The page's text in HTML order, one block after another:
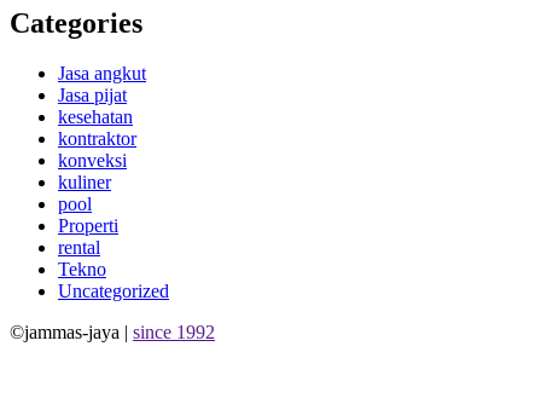
Categories
Jasa angkut
Jasa pijat
kesehatan
kontraktor
konveksi
kuliner
pool
Properti
rental
Tekno
Uncategorized
©jammas-jaya | since 1992